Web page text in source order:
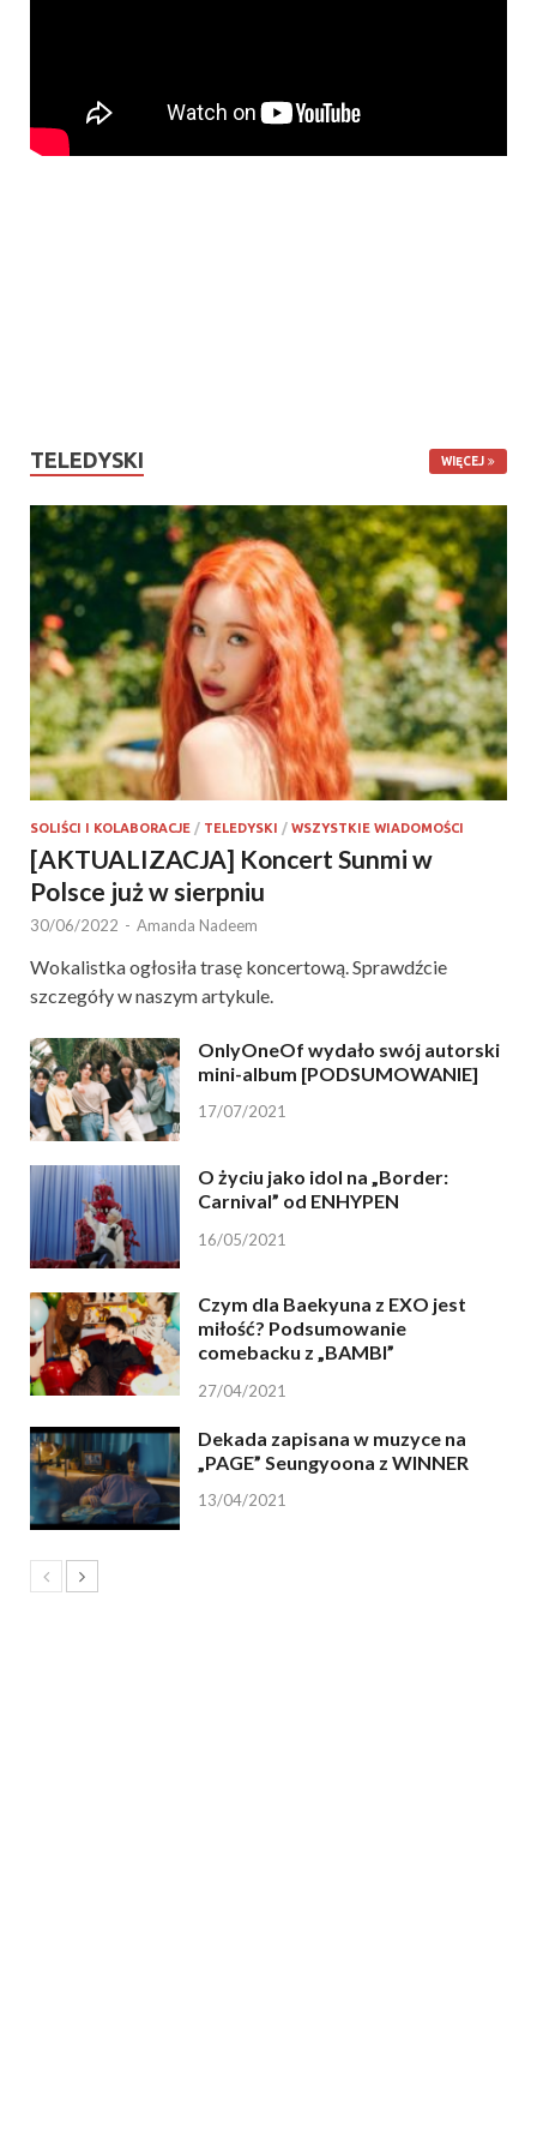
TELEDYSKI WIĘCEJ
SOLIŚCI I KOLABORACJE / TELEDYSKI / WSZYSTKIE WIADOMOŚCI
[AKTUALIZACJA] Koncert Sunmi w
Polsce już w sierpniu
30/06/2022 - Amanda Nadeem
Wokalistka ogłosiła trasę koncertową. Sprawdźcie
szczegóły w naszym artykule.
OnlyOneOf wydało swój autorski
mini-album [PODSUMOWANIE]
17/07/2021
O życiu jako idol na „Border:
Carnival” od ENHYPEN
16/05/2021
Czym dla Baekyuna z EXO jest
miłość? Podsumowanie
comebacku z „BAMBI”
27/04/2021
Dekada zapisana w muzyce na
„PAGE” Seungyoona z WINNER
13/04/2021